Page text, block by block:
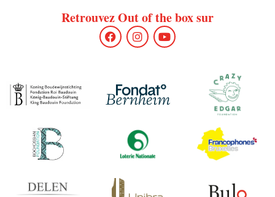
Retrouvez Out of the box sur
F
a
o
k
I
n
g
r
a
Y
o
b
e